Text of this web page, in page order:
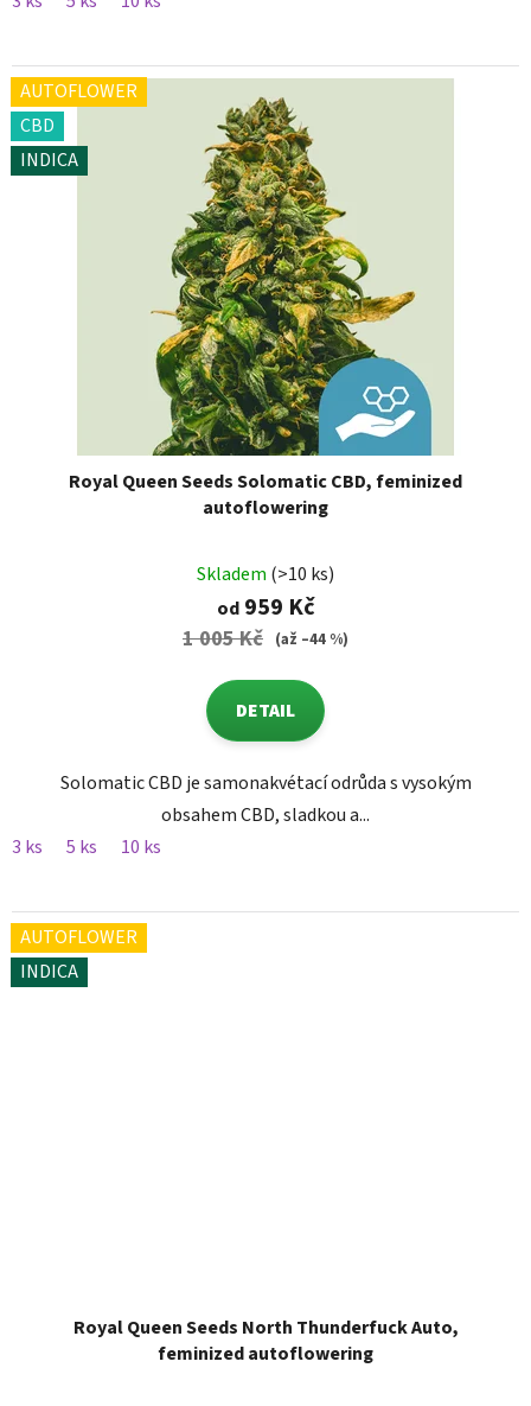
AUTOFLOWER
CBD
INDICA
Royal Queen Seeds Solomatic CBD, feminized
autoflowering
Skladem (>10 ks)
od959 Kč
1 005 Kč (až –44 %)
DETAIL
Solomatic CBD je samonakvétací odrůda s vysokým
obsahem CBD, sladkou a...
3 ks
5 ks 10 ks
AUTOFLOWER
INDICA
Royal Queen Seeds North Thunderfuck Auto,
feminized autoflowering